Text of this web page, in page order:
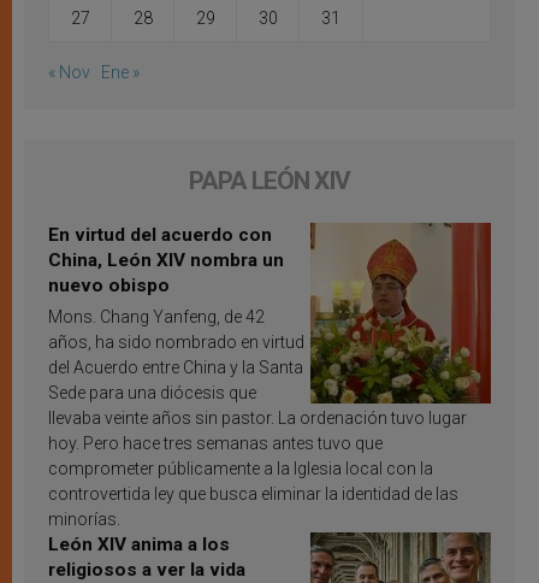
27 28 29 30 31
« Nov Ene »
PAPA LEÓN XIV
En virtud del acuerdo con
China, León XIV nombra un
nuevo obispo
Mons. Chang Yanfeng, de 42
años, ha sido nombrado en virtud
del Acuerdo entre China y la Santa
Sede para una diócesis que
llevaba veinte años sin pastor. La ordenación tuvo lugar
hoy. Pero hace tres semanas antes tuvo que
comprometer públicamente a la Iglesia local con la
controvertida ley que busca eliminar la identidad de las
minorías.
León XIV anima a los
religiosos a ver la vida